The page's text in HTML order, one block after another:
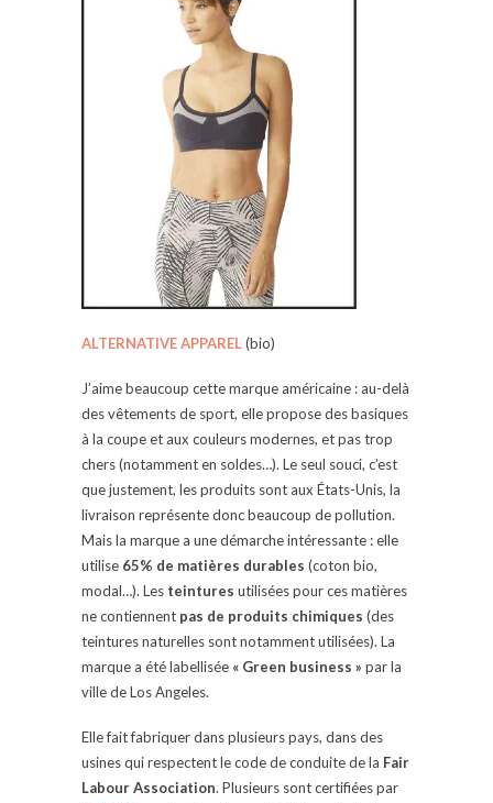
ALTERNATIVE APPAREL(bio)
J’aime beaucoup cette marque américaine : au-delà
des vêtements de sport, elle propose des basiques
à la coupe et aux couleurs modernes, et pas trop
chers (notamment en soldes…). Le seul souci, c’est
que justement, les produits sont aux États-Unis, la
livraison représente donc beaucoup de pollution.
Mais la marque a une démarche intéressante : elle
utilise 65% de matières durables (coton bio,
modal…). Les teintures utilisées pour ces matières
ne contiennent pas de produits chimiques (des
teintures naturelles sont notamment utilisées). La
marque a été labellisée « Green business » par la
ville de Los Angeles.
Elle fait fabriquer dans plusieurs pays, dans des
usines qui respectent le code de conduite de la Fair
Labour Association. Plusieurs sont certifiées par